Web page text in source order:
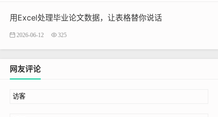
用Excel处理毕业论文数据，让表格替你说话
2026-06-12 325
网友评论